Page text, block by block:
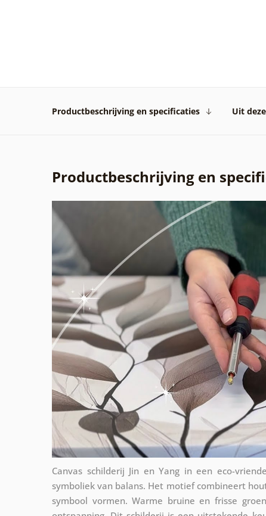
Productbeschrijving en specificaties Uit
Productbeschrijving en
Canvas schilderij Jin en Yang in een eco-
symboliek van balans. Het motief combineert
symbool vormen. Warme bruine en frisse